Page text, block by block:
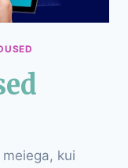
meiega, kui